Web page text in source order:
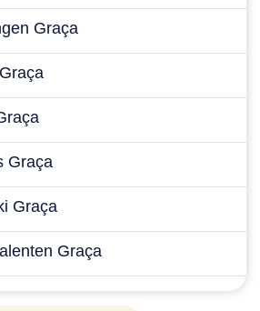
Graça
Graça
Graça
Graça